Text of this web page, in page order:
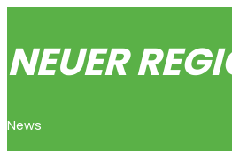
NEUER
News